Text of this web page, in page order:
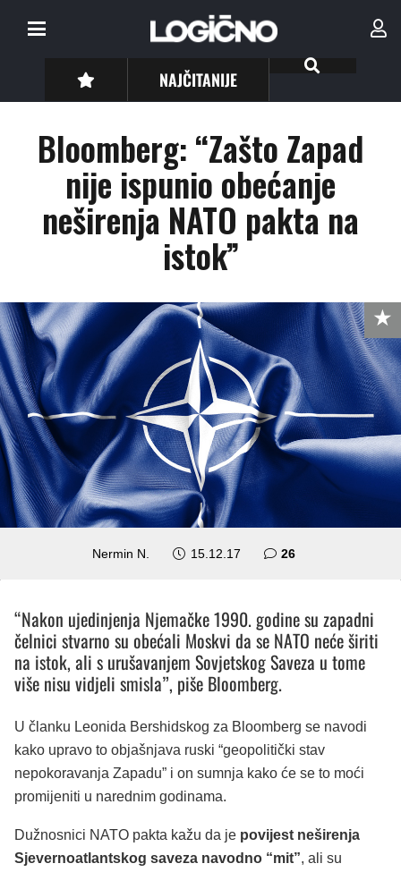
NAJČITANIJE
Bloomberg: “Zašto Zapad
nije ispunio obećanje
neširenja NATO pakta na
istok”
Nermin N. 15.12.17 26komentara
“Nakon ujedinjenja Njemačke 1990. godine su zapadni
čelnici stvarno su obećali Moskvi da se NATO neće širiti
na istok, ali s urušavanjem Sovjetskog Saveza u tome
više nisu vidjeli smisla”, piše Bloomberg.
U članku Leonida Bershidskog za Bloomberg se navodi
kako upravo to objašnjava ruski “geopolitički stav
nepokoravanja Zapadu” i on sumnja kako će se to moći
promijeniti u narednim godinama.
Dužnosnici NATO pakta kažu da je povijest neširenja
Sjevernoatlantskog saveza navodno “mit”, ali su